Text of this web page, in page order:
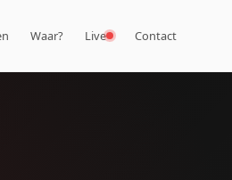
Waar? Live Contact